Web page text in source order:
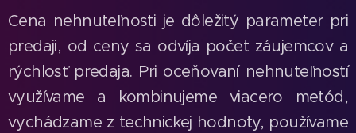
Cena nehnuteľnosti je dôležitý parameter pri
predaji, od ceny sa odvíja počet záujemcov a
rýchlosť predaja. Pri oceňovaní nehnuteľností
využívame a kombinujeme viacero metód,
vychádzame z technickej hodnoty, používame